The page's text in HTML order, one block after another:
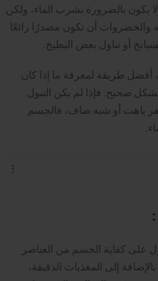
يكون بالضرورة بشرب الماء، ولكن
والخضروات أن تكون مصدرًا رائعًا
أو تناول بعض البطيخ.
أفضل طريقة لمعرفة ما إذا كان
صحيح. فإذا لم يكن التبول
باهت أو شبه صاف، فالجسم
:
على كفاية الجسم من العناصر
بالإضافة إلى المغذيات الدقيقة،